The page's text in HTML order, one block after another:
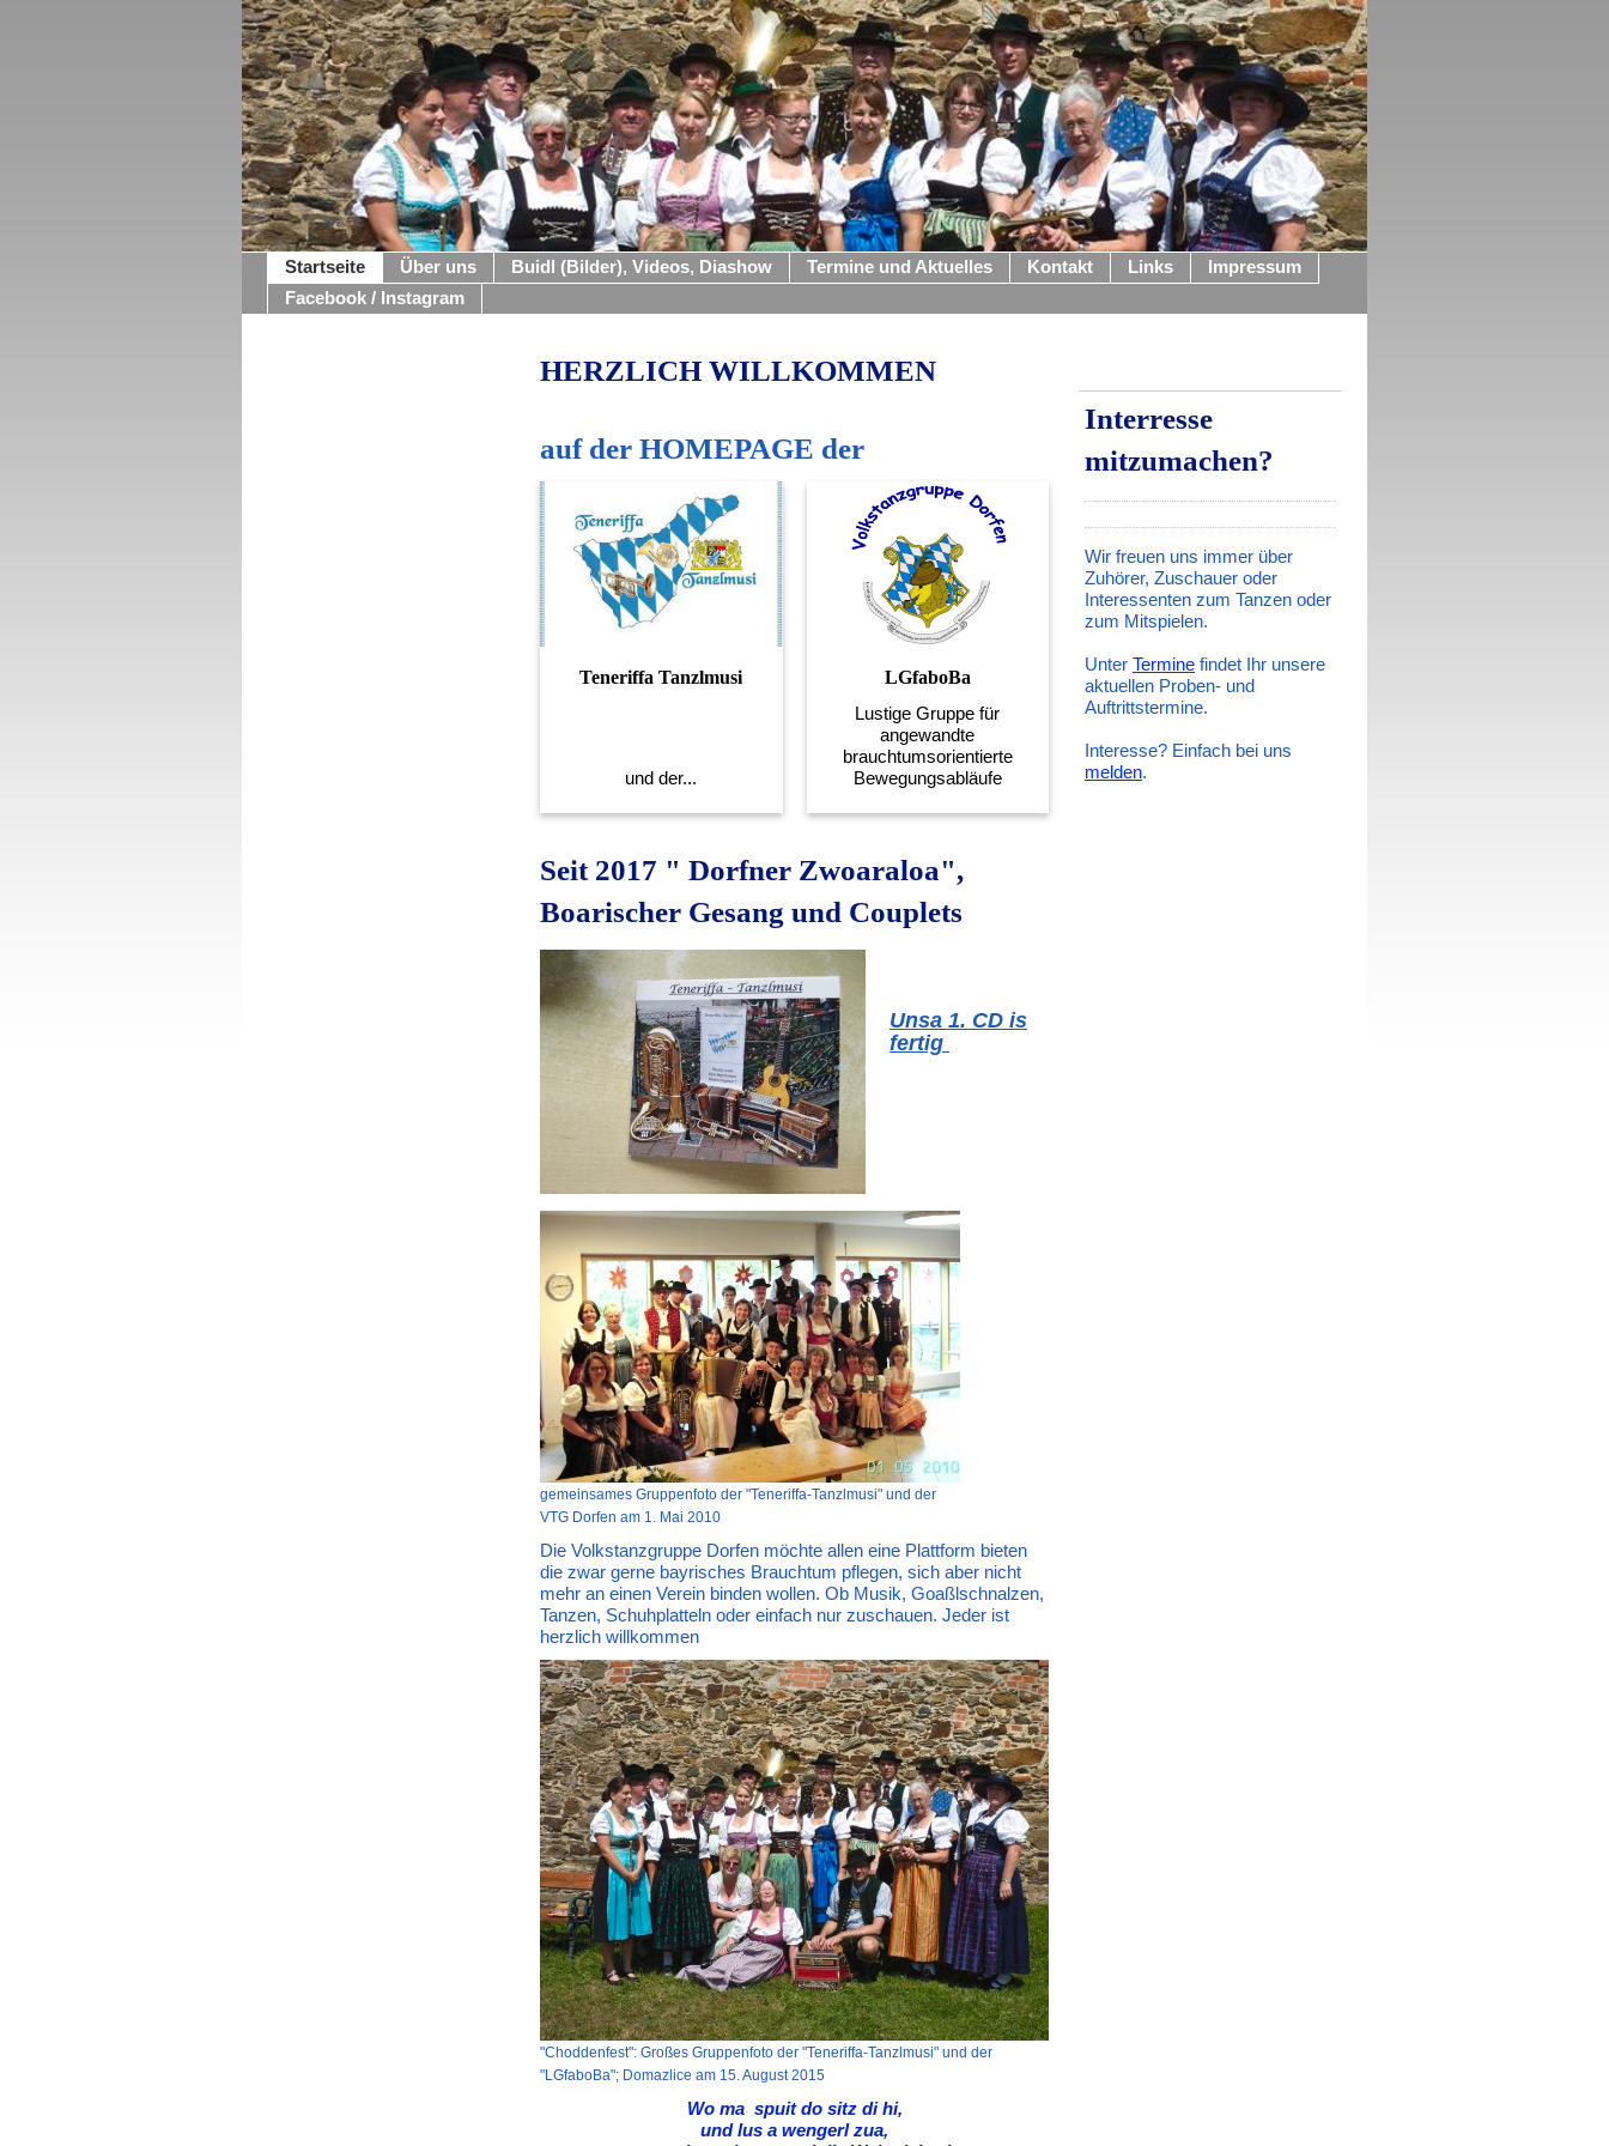
Startseite Über uns Buidl (Bilder), Videos, Diashow Termine und Aktuelles Kontakt Links
Impressum
Facebook / Instagram
HERZLICH WILLKOMMEN
auf der HOMEPAGE der
Teneriffa Tanzlmusi
und der...
LGfaboBa
Lustige Gruppe für
angewandte
brauchtumsorientierte
Bewegungsabläufe
Seit 2017 " Dorfner Zwoaraloa",
Boarischer Gesang und Couplets
Unsa 1. CD is
fertig
gemeinsames Gruppenfoto der "Teneriffa-Tanzlmusi" und der
VTG Dorfen am 1. Mai 2010
Die Volkstanzgruppe Dorfen möchte allen eine Plattform bieten
die zwar gerne bayrisches Brauchtum pflegen, sich aber nicht
mehr an einen Verein binden wollen. Ob Musik, Goaßlschnalzen,
Tanzen, Schuhplatteln oder einfach nur zuschauen. Jeder ist
herzlich willkommen
"Choddenfest": Großes Gruppenfoto der "Teneriffa-Tanzlmusi" und der
"LGfaboBa"; Domazlice am 15. August 2015
Wo ma spuit do sitz di hi,
und lus a wengerl zua,
Interresse
mitzumachen?
Wir freuen uns immer über
Zuhörer, Zuschauer oder
Interessenten zum Tanzen oder
zum Mitspielen.
Unter Termine findet Ihr unsere
aktuellen Proben- und
Auftrittstermine.
Interesse? Einfach bei uns
melden.